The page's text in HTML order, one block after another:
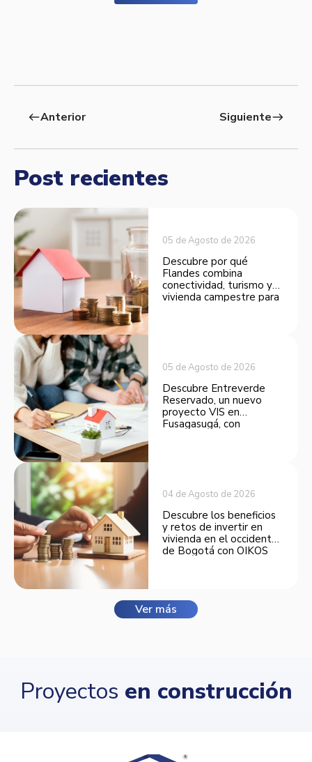
westAnterior Siguienteeast
Post recientes
05 de Agosto de 2026
Descubre por qué
Flandes combina
conectividad, turismo y
vivienda campestre para
05 de Agosto de 2026
Descubre Entreverde
Reservado, un nuevo
proyecto VIS en
Fusagasugá, con
04 de Agosto de 2026
Descubre los beneficios
y retos de invertir en
vivienda en el occidente
de Bogotá con OIKOS
Ver más
Proyectos en construcción